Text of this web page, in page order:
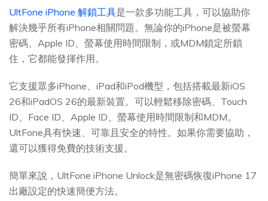
UltFone iPhone 解鎖工具是一款多功能工具，可以協助你
解決幾乎所有iPhone相關問題。無論你的iPhone是被螢幕
密碼、Apple ID、螢幕使用時間限制，或MDM鎖定所鎖
住，它都能發揮作用。
它支援眾多iPhone、iPad和iPod機型，包括搭載最新iOS
26和iPadOS 26的最新裝置。可以輕鬆移除密碼、Touch
ID、Face ID、Apple ID、螢幕使用時間限制和MDM。
UltFone具有快速、可靠且安全的特性。如果你需要協助，
還可以獲得免費的技術支援。
簡單來說，UltFone iPhone Unlock是無密碼恢復iPhone 17
出廠設定的快速簡便方法。